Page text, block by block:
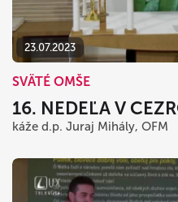
23.07.2023
SVÄTÉ OMŠE
16. NEDEĽA V
káže d.p. Juraj Mihály, OFM